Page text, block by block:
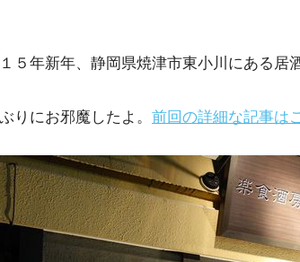
５年新年、静岡県焼津市東小川にある居
りにお邪魔したよ。 前回の詳細な記事は